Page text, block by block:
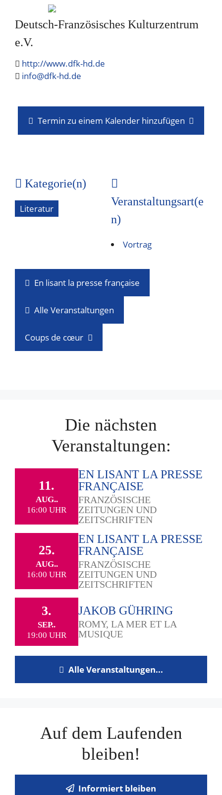
Deutsch-Französisches Kulturzentrum
e.V.
http://www.dfk-hd.de
info@dfk-hd.de
Termin zu einem Kalender hinzufügen
Kategorie(n)
Literatur
Veranstaltungsart(e
n)
Vortrag
En lisant la presse française
Alle Veranstaltungen
Coups de cœur
Die nächsten
Veranstaltungen:
11.
AUG..
16:00 UHR
EN LISANT LA PRESSE
FRANÇAISE
FRANZÖSISCHE
ZEITUNGEN UND
ZEITSCHRIFTEN
25.
AUG..
16:00 UHR
EN LISANT LA PRESSE
FRANÇAISE
FRANZÖSISCHE
ZEITUNGEN UND
ZEITSCHRIFTEN
3.
SEP..
19:00 UHR
JAKOB GÜHRING
ROMY, LA MER ET LA
MUSIQUE
Alle Veranstaltungen...
Auf dem Laufenden
bleiben!
Informiert bleiben